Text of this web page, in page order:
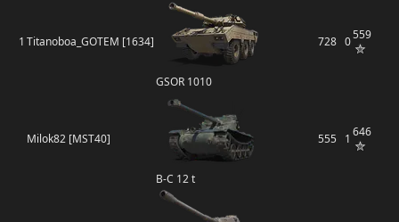
1 Titanoboa_GOTEM [1634]
GSOR 1010
728 0559
Milok82 [MST40]
B-C 12 t
555 1 646